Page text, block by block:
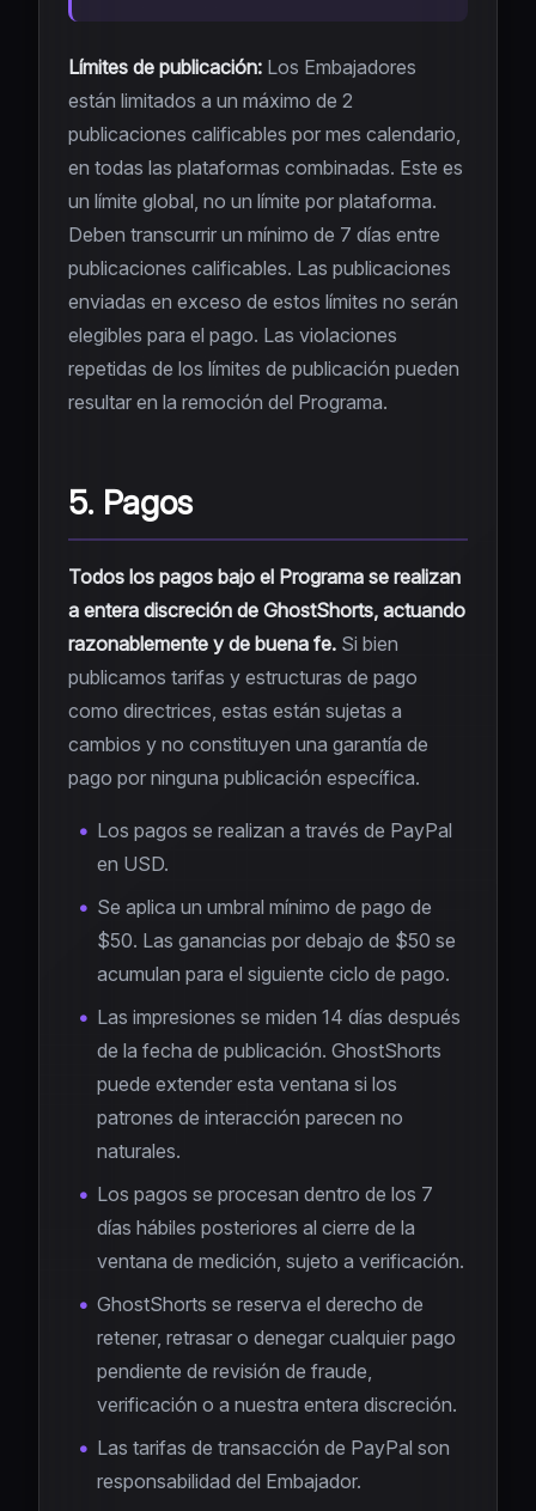
Límites de publicación: Los Embajadores
están limitados a un máximo de 2
publicaciones calificables por mes calendario,
en todas las plataformas combinadas. Este es
un límite global, no un límite por plataforma.
Deben transcurrir un mínimo de 7 días entre
publicaciones calificables. Las publicaciones
enviadas en exceso de estos límites no serán
elegibles para el pago. Las violaciones
repetidas de los límites de publicación pueden
resultar en la remoción del Programa.
5. Pagos
Todos los pagos bajo el Programa se realizan
a entera discreción de GhostShorts, actuando
razonablemente y de buena fe. Si bien
publicamos tarifas y estructuras de pago
como directrices, estas están sujetas a
cambios y no constituyen una garantía de
pago por ninguna publicación específica.
Los pagos se realizan a través de PayPal
en USD.
Se aplica un umbral mínimo de pago de
$50. Las ganancias por debajo de $50 se
acumulan para el siguiente ciclo de pago.
Las impresiones se miden 14 días después
de la fecha de publicación. GhostShorts
puede extender esta ventana si los
patrones de interacción parecen no
naturales.
Los pagos se procesan dentro de los 7
días hábiles posteriores al cierre de la
ventana de medición, sujeto a verificación.
GhostShorts se reserva el derecho de
retener, retrasar o denegar cualquier pago
pendiente de revisión de fraude,
verificación o a nuestra entera discreción.
Las tarifas de transacción de PayPal son
responsabilidad del Embajador.